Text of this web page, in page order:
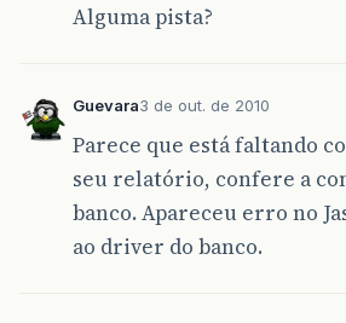
Alguma pista?
Guevara3 de out. de 2010
Parece que está faltando
seu relatório, confere a
banco. Apareceu erro no
ao driver do banco.